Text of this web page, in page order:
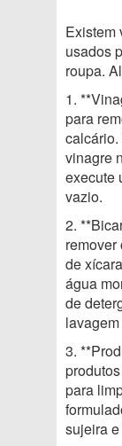
Existem
usados
roupa.
1.
para
vinagre
execute
vazio.
2.
remover
de
água
de
3.
para
sujeira